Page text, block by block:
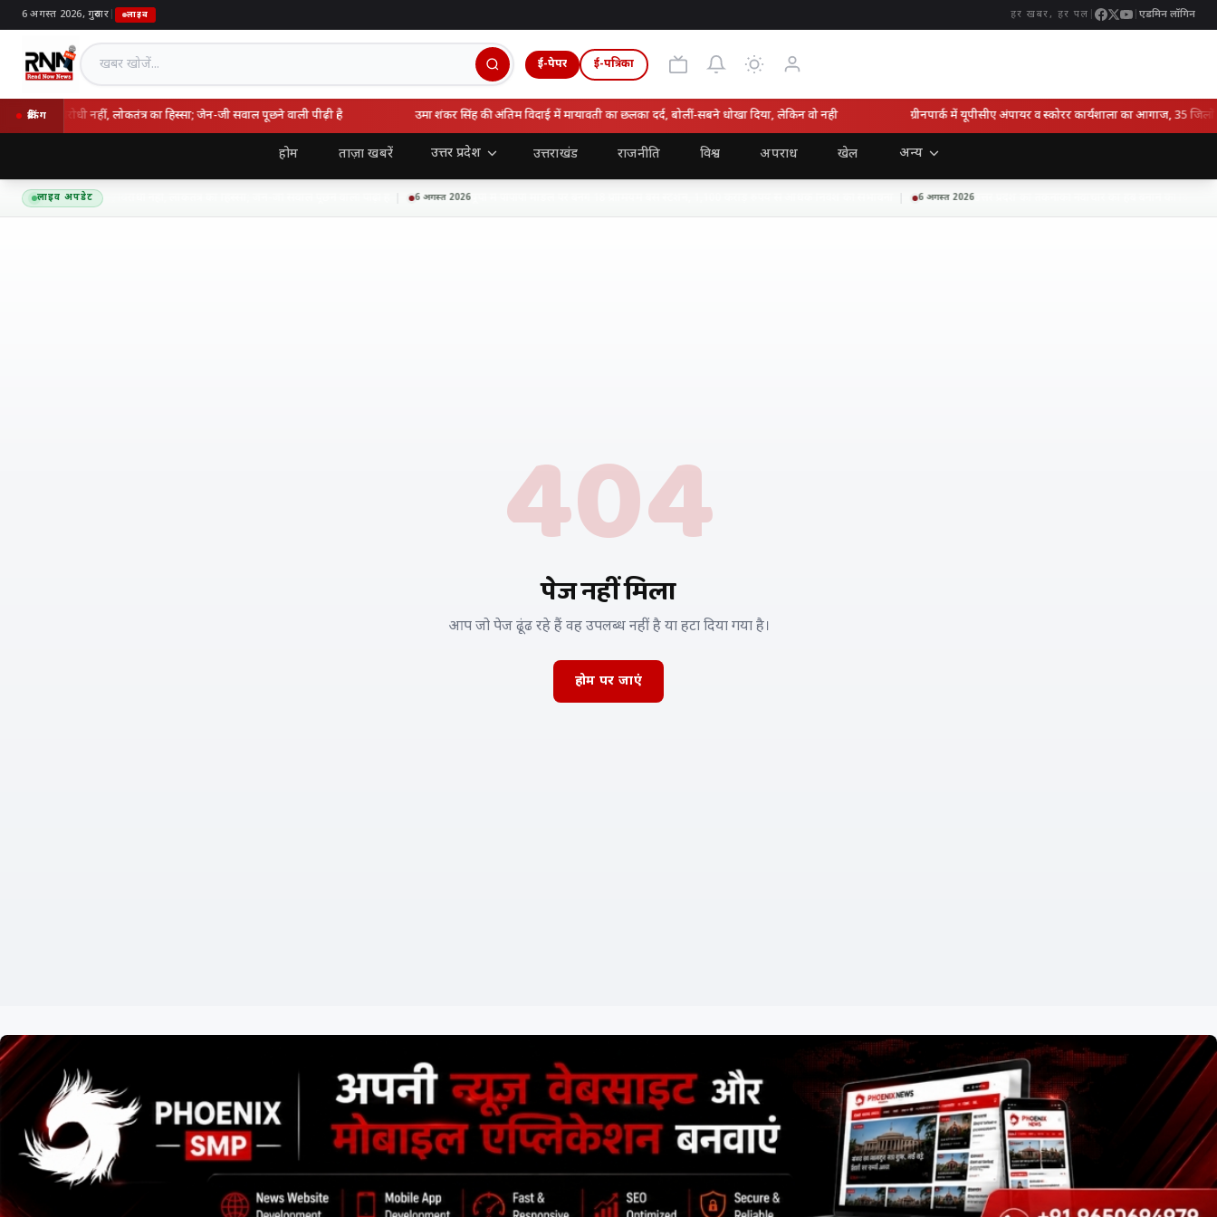
6 अगस्त 2026, गुरुवार| लाइव हर खबर, हर पल एडमिन लॉगिन
ई-पेपर ई-पत्रिका
ब्रेकिंग
राष्ट्रविरोधी नहीं, लोकतंत्र का हिस्सा; जेन-जी सवाल पूछने वाली पीढ़ी है उमा शंकर सिंह की अंतिम विदाई में मायावती का छलका दर्द, बोलीं-सबने धोखा दिया, लेकिन वो नही ग्रीनपार्क में यूपीसीए अंपायर व स्कोरर कार्यशाला का आगाज, 35 जिलों के
होम ताज़ा खबरें उत्तर प्रदेश उत्तराखंड राजनीति विश्व अपराध खेल अन्य
लाइव अपडेट
बोले- आंदोलन राष्ट्रविरोधी नहीं, लोकतंत्र का हिस्सा; जेन-जी सवाल पूछने वाली पीढ़ी है 6 अगस्त 2026यूपी में पीपीपी मॉडल पर बनेंगे 18 प्रीमियम बस स्टेशन, 1,100 करोड़ रुपये से अधिक निवेश की संभावना 6 अगस्त 2026उत्तर प्रदेश को तकनीकी नवाचार का हब बनाने की दिशा में
404
पेज नहीं मिला
आप जो पेज ढूंढ रहे हैं वह उपलब्ध नहीं है या हटा दिया गया है।
होम पर जाएं